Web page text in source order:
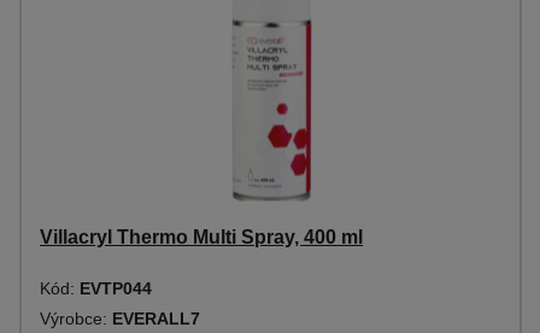
Villacryl Thermo Multi Spray, 400 ml
Kód: EVTP044
Výrobce: EVERALL7